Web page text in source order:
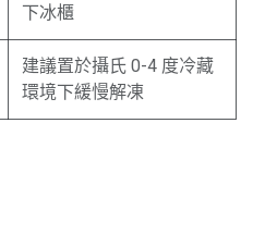
下冰櫃
建議置於攝氏 0-4 度冷藏
環境下緩慢解凍